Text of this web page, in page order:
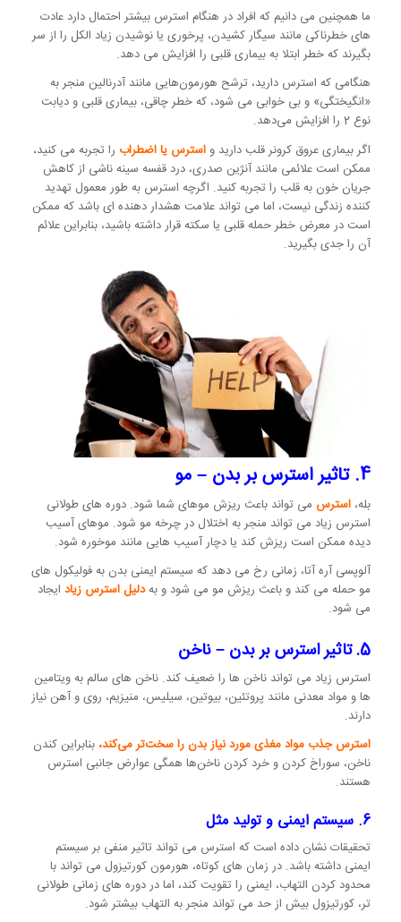
ما همچنین می دانیم که افراد در هنگام استرس بیشتر احتمال دارد عادت
های خطرناکی مانند سیگار کشیدن، پرخوری یا نوشیدن زیاد الکل را از سر
بگیرند که خطر ابتلا به بیماری قلبی را افزایش می دهد.
هنگامی که استرس دارید، ترشح هورمون‌هایی مانند آدرنالین منجر به
«انگیختگی» و بی خوابی می شود، که خطر چاقی، بیماری قلبی و دیابت
نوع 2 را افزایش می‌دهد.
اگر بیماری عروق کرونر قلب دارید و استرس یا اضطراب را تجربه می کنید،
ممکن است علائمی مانند آنژین صدری، درد قفسه سینه ناشی از کاهش
جریان خون به قلب را تجربه کنید. اگرچه استرس به طور معمول تهدید
کننده زندگی نیست، اما می تواند علامت هشدار دهنده ای باشد که ممکن
است در معرض خطر حمله قلبی یا سکته قرار داشته باشید، بنابراین علائم
آن را جدی بگیرید.
4. تاثیر استرس بر بدن – مو
بله، استرس می تواند باعث ریزش موهای شما شود. دوره های طولانی
استرس زیاد می تواند منجر به اختلال در چرخه مو شود. موهای آسیب
دیده ممکن است ریزش کند یا دچار آسیب هایی مانند موخوره شود.
آلوپسی آره آتا، زمانی رخ می دهد که سیستم ایمنی بدن به فولیکول های
مو حمله می کند و باعث ریزش مو می شود و بهدلیل استرس زیادایجاد
می شود.
5. تاثیر استرس بر بدن – ناخن
استرس زیاد می تواند ناخن ها را ضعیف کند. ناخن های سالم به ویتامین
ها و مواد معدنی مانند پروتئین، بیوتین، سیلیس، منیزیم، روی و آهن نیاز
دارند.
استرس جذب مواد مغذی مورد نیاز بدن را سخت‌تر می‌کند، بنابراین کندن
ناخن، سوراخ کردن و خرد کردن ناخن‌ها همگی عوارض جانبی استرس
هستند.
6. سیستم ایمنی و تولید مثل
تحقیقات نشان داده است که استرس می تواند تاثیر منفی بر سیستم
ایمنی داشته باشد. در زمان های کوتاه، هورمون کورتیزول می تواند با
محدود کردن التهاب، ایمنی را تقویت کند، اما در دوره های زمانی طولانی
تر، کورتیزول بیش از حد می تواند منجر به التهاب بیشتر شود.